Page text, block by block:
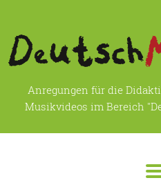
Anregungen für die
Musikvideos im Bereich